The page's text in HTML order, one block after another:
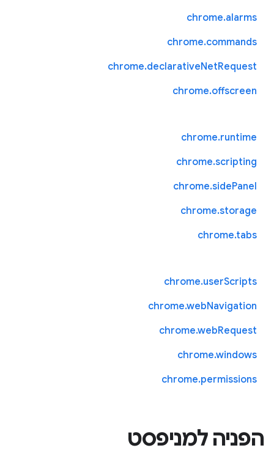
chrome.alarms
chrome.commands
chrome.declarativeNetRequest
chrome.offscreen
chrome.runtime
chrome.scripting
chrome.sidePanel
chrome.storage
chrome.tabs
chrome.userScripts
chrome.webNavigation
chrome.webRequest
chrome.windows
chrome.permissions
הפניה למניפסט